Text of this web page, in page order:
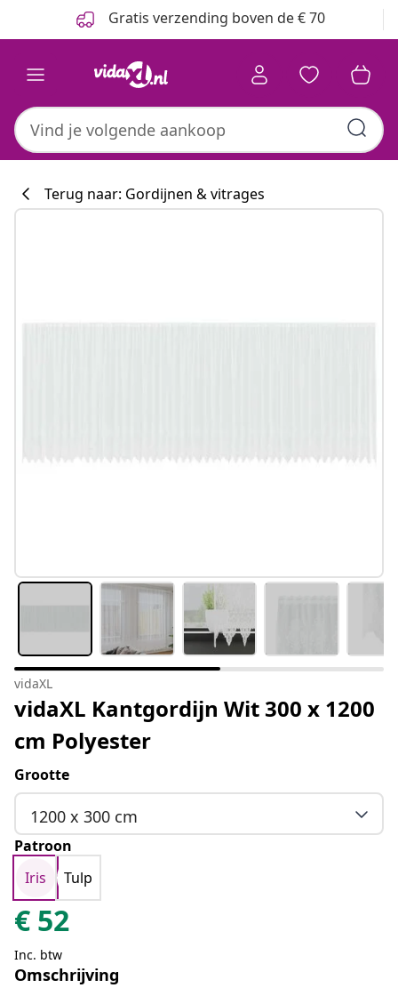
Gratis verzending boven de € 70
Terug naar: Gordijnen & vitrages
vidaXL
vidaXL Kantgordijn Wit 300 x 1200
cm Polyester
Grootte
1200 x 300 cm
Patroon
Iris
Tulp
€ 52
Inc. btw
Omschrijving